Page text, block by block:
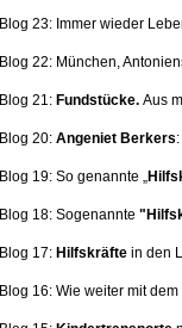
Blog 23: Immer wieder
Blog 22: München,
Blog 21: Fundstücke. Aus
Blog 20: Angeniet Berkers
Blog 19: So genannte „
Blog 18: Sogenannte
Blog 17: Hilfskräfte in den
Blog 16: Wie weiter mit dem